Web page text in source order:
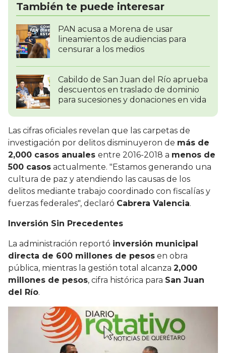
También te puede interesar
PAN acusa a Morena de usar
lineamientos de audiencias para
censurar a los medios
Cabildo de San Juan del Río aprueba
descuentos en traslado de dominio
para sucesiones y donaciones en vida
Las cifras oficiales revelan que las carpetas de
investigación por delitos disminuyeron de más de
2,000 casos anuales entre 2016-2018 a menos de
500 casos actualmente. "Estamos generando una
cultura de paz y atendiendo las causas de los
delitos mediante trabajo coordinado con fiscalías y
fuerzas federales", declaró Cabrera Valencia.
Inversión Sin Precedentes
La administración reportó inversión municipal
directa de 600 millones de pesos en obra
pública, mientras la gestión total alcanza 2,000
millones de pesos, cifra histórica para San Juan
del Río.